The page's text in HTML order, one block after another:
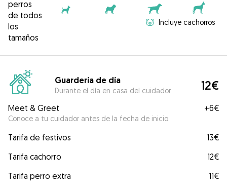
perros
de todos
los
tamaños
Incluye cachorros
Guardería de día
Durante el día en casa del cuidador 12€
Meet & Greet
Conoce a tu cuidador antes de la fecha de inicio.
+6€
Tarifa de festivos
13€
Tarifa cachorro
12€
Tarifa perro extra
11€